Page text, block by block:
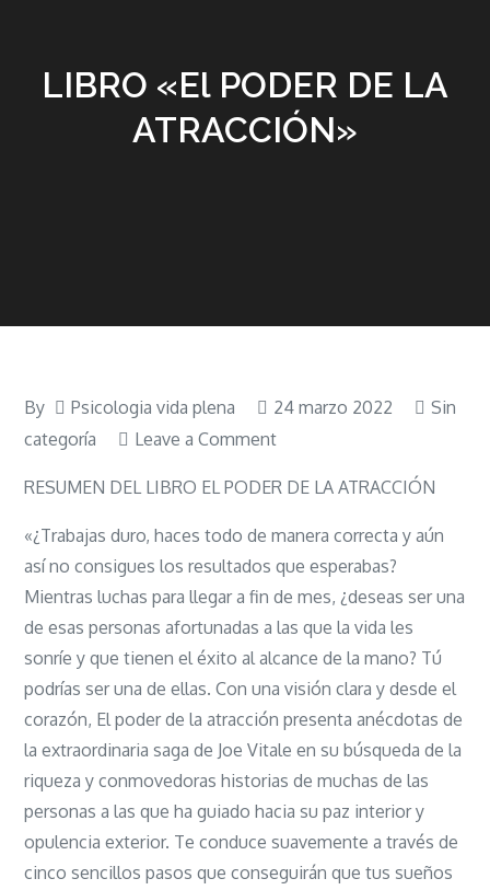
LIBRO «El PODER DE LA
ATRACCIÓN»
By Psicologia vida plena 24 marzo 2022
Sin
categoría
Leave a Commenton
«El
PODER
DE
LA
ATRACCIÓN»
RESUMEN DEL LIBRO EL PODER DE LA ATRACCIÓN
«¿Trabajas duro, haces todo de manera correcta y aún
así no consigues los resultados que esperabas?
Mientras luchas para llegar a fin de mes, ¿deseas ser una
de esas personas afortunadas a las que la vida les
sonríe y que tienen el éxito al alcance de la mano? Tú
podrías ser una de ellas. Con una visión clara y desde el
corazón, El poder de la atracción presenta anécdotas de
la extraordinaria saga de Joe Vitale en su búsqueda de la
riqueza y conmovedoras historias de muchas de las
personas a las que ha guiado hacia su paz interior y
opulencia exterior. Te conduce suavemente a través de
cinco sencillos pasos que conseguirán que tus sueños